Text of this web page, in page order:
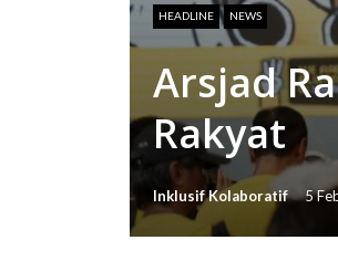
HEADLINE NEWS
Arsjad
Rakyat
Inklusif Kolaboratif 5